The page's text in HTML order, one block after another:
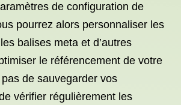
de configuration de
pourrez alors personnaliser les
balises meta et d’autres
le référencement de votre
de sauvegarder vos
vérifier régulièrement les